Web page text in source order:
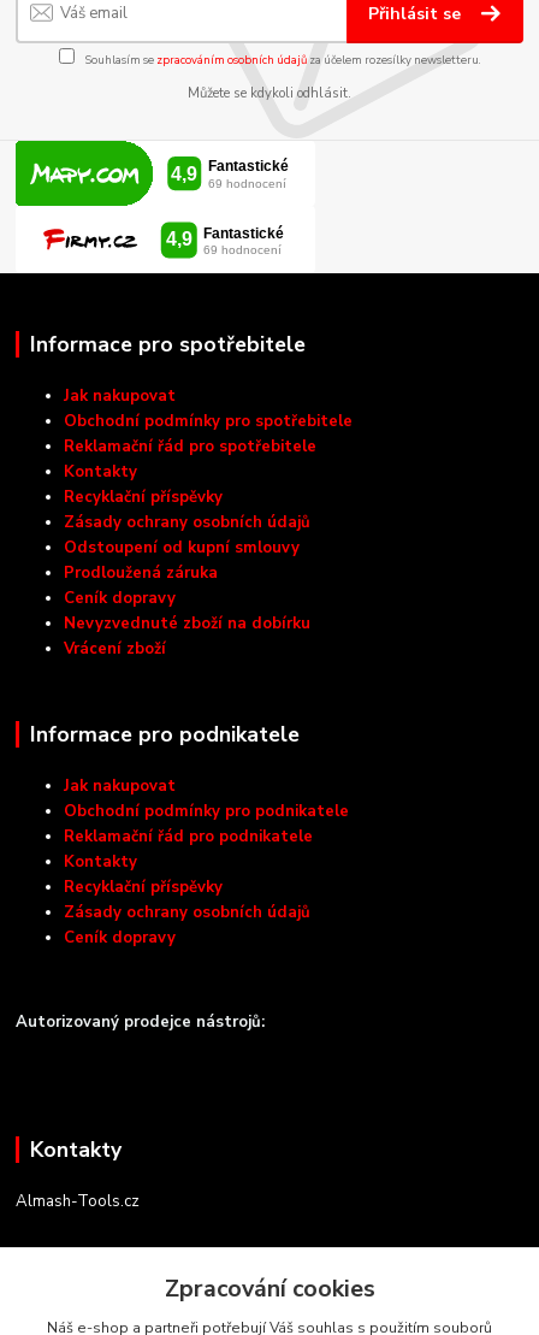
Přihlásit se
Souhlasím se zpracováním osobních údajůza účelem rozesílky newsletteru.
Můžete se kdykoli odhlásit.
Informace pro spotřebitele
Jak nakupovat
Obchodní podmínky pro spotřebitele
Reklamační řád pro spotřebitele
Kontakty
Recyklační příspěvky
Zásady ochrany osobních údajů
Odstoupení od kupní smlouvy
Prodloužená záruka
Ceník dopravy
Nevyzvednuté zboží na dobírku
Vrácení zboží
Informace pro podnikatele
Jak nakupovat
Obchodní podmínky pro podnikatele
Reklamační řád pro podnikatele
Kontakty
Recyklační příspěvky
Zásady ochrany osobních údajů
Ceník dopravy
Autorizovaný prodejce nástrojů:
Kontakty
Almash-Tools.cz
Aleš Kolář
+420 603 145 054Zpracování cookies
Náš e-shop a partneři potřebují Váš souhlas s použitím souborů